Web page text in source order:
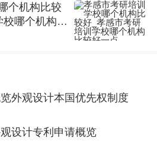
个机构比较
哪个机构比
外观设计本国优先权制度
设计专利申请概览